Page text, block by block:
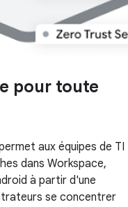
pour toute
aux équipes de TI
dans Workspace,
à partir d'une
se concentrer